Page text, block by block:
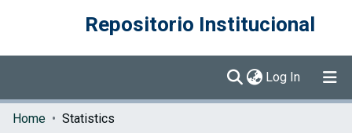
Repositorio Institucional
Log In (current)
Communities & Collections
Home Statistics